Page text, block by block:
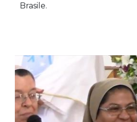
Brasile.